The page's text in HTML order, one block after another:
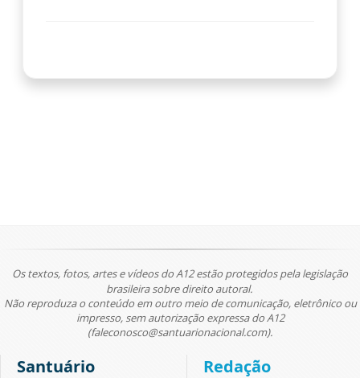
Os textos, fotos, artes e vídeos do A12 estão protegidos pela legislação
brasileira sobre direito autoral.
Não reproduza o conteúdo em outro meio de comunicação, eletrônico ou
impresso, sem autorização expressa do A12
(faleconosco@santuarionacional.com).
Santuário Redação